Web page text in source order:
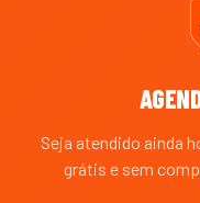
Seja atendido ainda
grátis e sem